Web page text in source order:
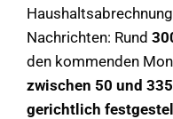
Nachrichten: Rund
den kommenden
zwischen 50 und
gerichtlich